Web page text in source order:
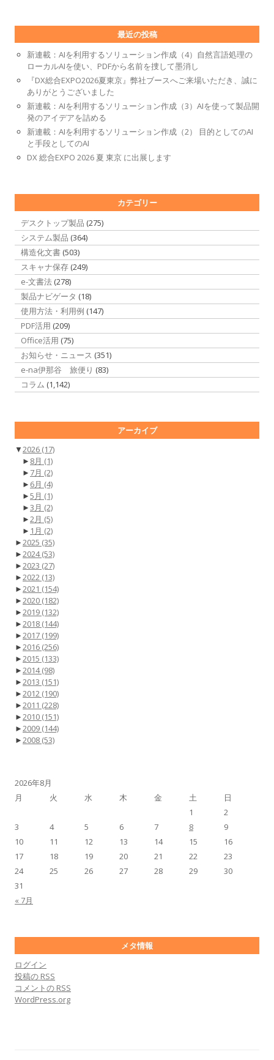
最近の投稿
新連載：AIを利用するソリューション作成（4）自然言語処理の
ローカルAIを使い、PDFから名前を捜して墨消し
『DX総合EXPO2026夏東京』弊社ブースへご来場いただき、誠に
ありがとうございました
新連載：AIを利用するソリューション作成（3）AIを使って製品開
発のアイデアを詰める
新連載：AIを利用するソリューション作成（2） 目的としてのAI
と手段としてのAI
DX 総合EXPO 2026 夏 東京 に出展します
カテゴリー
デスクトップ製品 (275)
システム製品 (364)
構造化文書 (503)
スキャナ保存 (249)
e-文書法 (278)
製品ナビゲータ (18)
使用方法・利用例 (147)
PDF活用 (209)
Office活用 (75)
お知らせ・ニュース (351)
e-na伊那谷 旅便り (83)
コラム (1,142)
アーカイブ
▼2026 (17)
► 8月 (1)
► 7月 (2)
► 6月 (4)
►5月 (1)
►3月 (2)
►2月 (5)
► 1月 (2)
►2025 (35)
►2024(53)
►2023 (27)
►2022 (13)
►2021 (154)
►2020 (182)
►2019 (132)
►2018 (144)
►2017 (199)
►2016 (256)
►2015 (133)
►2014(98)
►2013 (151)
►2012 (190)
►2011 (228)
►2010 (151)
►2009 (144)
►2008 (53)
2026年8月
月
火 水 木 金 土 日
« 7月
1
2
3
4 5 6 7 8
9
10
11 12 13 14 15
16
17
18 19 20 21 22
23
24
25 26 27 28 29
30
31
メタ情報
ログイン
投稿の RSS
コメントの RSS
WordPress.org